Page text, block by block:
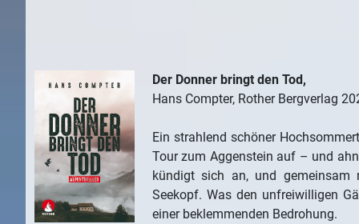
Der Donner bringt den Tod,
Hans Compter, Rother Bergverlag
Ein strahlend schöner
Tour zum Aggenstein auf – und
kündigt sich an, und gemeinsam
Seekopf. Was den unfreiwilligen
einer beklemmenden Bedrohung.